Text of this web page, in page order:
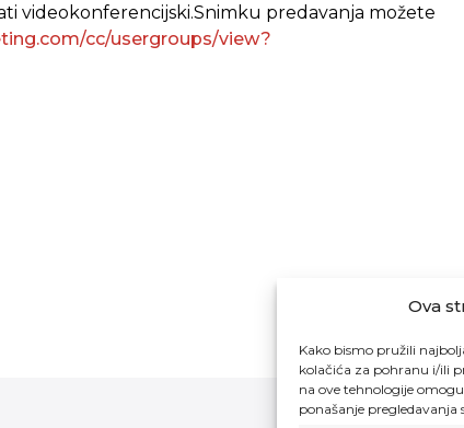
Ova
Kako bismo pružili
kolačića za pohranu i/ili
na ove tehnologije
ponašanje pregledavanja
videokonferencijski.Snimku predavanja možete
cc/usergroups/view?